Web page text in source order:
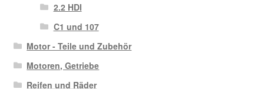
2.2 HDI
C1 und 107
Motor - Teile und Zubehör
Motoren, Getriebe
Reifen und Räder